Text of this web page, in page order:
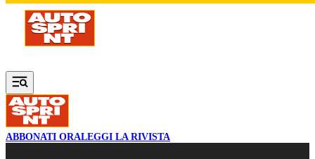
Vai al contenuto principale
ABBONATI ORALEGGI LA RIVISTA